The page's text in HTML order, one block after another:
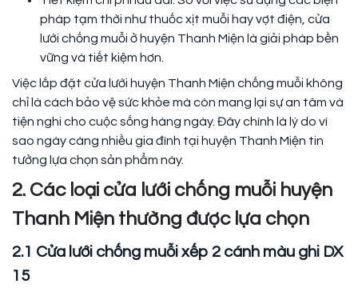
pháp tạm thời như thuốc xịt muỗi hay vợt điện, cửa
lưới chống muỗi ở huyện Thanh Miện là giải pháp bền
vững và tiết kiệm hơn.
Việc lắp đặt cửa lưới huyện Thanh Miện chống muỗi không
chỉ là cách bảo vệ sức khỏe mà còn mang lại sự an tâm và
tiện nghi cho cuộc sống hàng ngày. Đây chính là lý do vì
sao ngày càng nhiều gia đình tại huyện Thanh Miện tin
tưởng lựa chọn sản phẩm này.
2. Các loại cửa lưới chống muỗi huyện
Thanh Miện thường được lựa chọn
2.1 Cửa lưới chống muỗi xếp 2 cánh màu ghi DX
15